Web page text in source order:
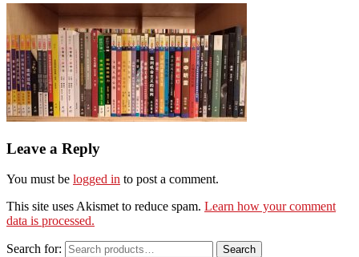
Leave a Reply
You must be logged in to post a comment.
This site uses Akismet to reduce spam. Learn how your comment
data is processed.
Search for: Search